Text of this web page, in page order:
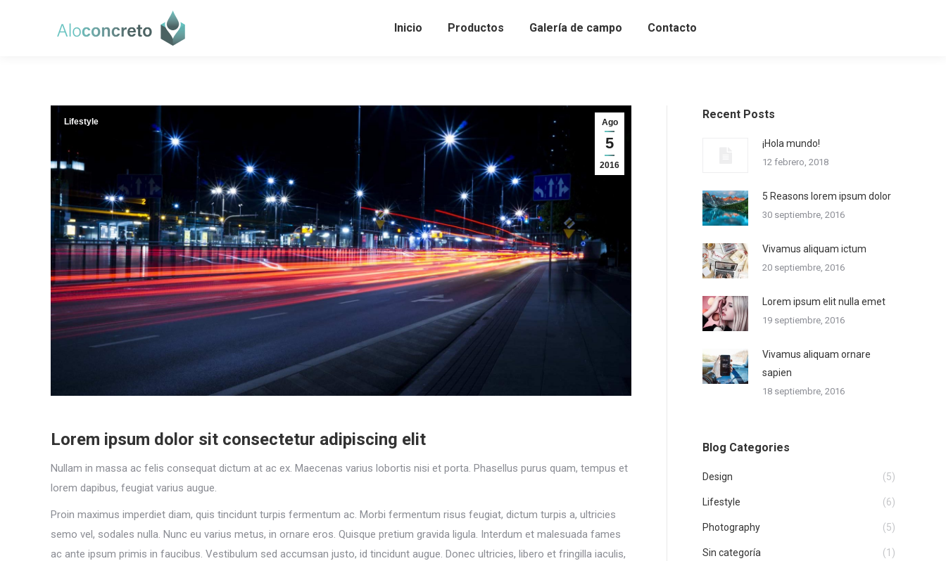
Inicio Productos Galería de campo Contacto
Ago
5
2016
Lifestyle
Lorem ipsum dolor sit consectetur adipiscing elit
Nullam in massa ac felis consequat dictum at ac ex. Maecenas varius lobortis nisi et porta. Phasellus purus quam, tempus et
lorem dapibus, feugiat varius augue.
Proin maximus imperdiet diam, quis tincidunt turpis fermentum ac. Morbi fermentum risus feugiat, dictum turpis a, ultricies
semo vel, sodales nulla. Nunc eu varius metus, in ornare eros. Quisque pretium gravida ligula. Interdum et malesuada fames
ac ante ipsum primis in faucibus. Vestibulum sed accumsan justo, id tincidunt augue. Donec ultricies, libero et fringilla iaculis,
Recent Posts
¡Hola mundo!
12 febrero, 2018
5 Reasons lorem ipsum dolor
30 septiembre, 2016
Vivamus aliquam ictum
20 septiembre, 2016
Lorem ipsum elit nulla emet
19 septiembre, 2016
Vivamus aliquam ornare
sapien
18 septiembre, 2016
Blog Categories
Design (5)
Lifestyle (6)
Photography (5)
Sin categoría (1)